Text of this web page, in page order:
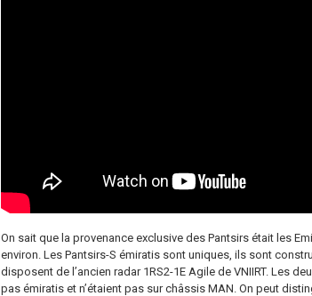
On sait que la provenance exclusive des Pantsirs était les
environ. Les Pantsirs-S émiratis sont uniques, ils sont
disposent de l’ancien radar 1RS2-1E Agile de VNIIRT. Les
pas émiratis et n’étaient pas sur châssis MAN. On peut